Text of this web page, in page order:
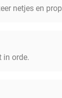
netjes en
in orde.